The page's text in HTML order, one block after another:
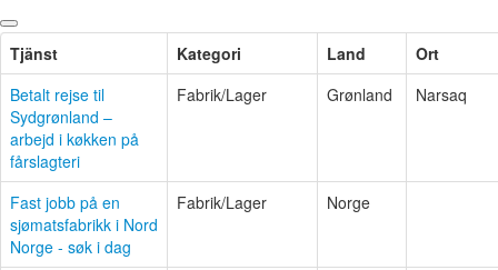
Tjänst Kategori Land
Ort
Betalt rejse til
Sydgrønland –
arbejd i køkken på
fårslagteri
Fabrik/Lager Grønland Narsaq
Fast jobb på en
sjømatsfabrikk i Nord
Norge - søk i dag
Fabrik/Lager Norge